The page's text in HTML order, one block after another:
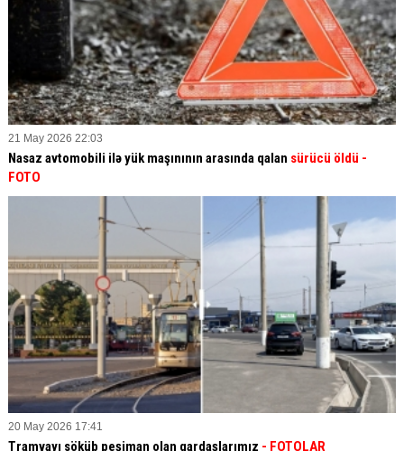
21 May 2026 22:03
Nasaz avtomobili ilə yük maşınının arasında qalan sürücü öldü -
FOTO
20 May 2026 17:41
Tramvayı söküb peşiman olan qardaşlarımız - FOTOLAR